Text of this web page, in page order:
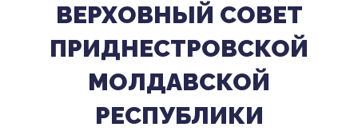
ВЕРХОВНЫЙ CОВЕТ
ПРИДНЕСТРОВСКОЙ
МОЛДАВСКОЙ
РЕСПУБЛИКИ